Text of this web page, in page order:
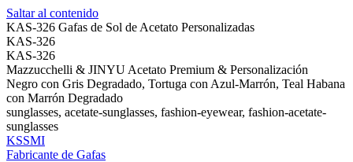
Saltar al contenido
KAS-326 Gafas de Sol de Acetato Personalizadas
KAS-326
KAS-326
Mazzucchelli & JINYU Acetato Premium & Personalización
Negro con Gris Degradado, Tortuga con Azul-Marrón, Teal Habana
con Marrón Degradado
sunglasses, acetate-sunglasses, fashion-eyewear, fashion-acetate-
sunglasses
KSSMI
Fabricante de Gafas